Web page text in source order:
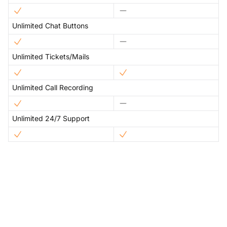
Unlimited Chat Buttons
Unlimited Tickets/Mails
Unlimited Call Recording
Unlimited 24/7 Support